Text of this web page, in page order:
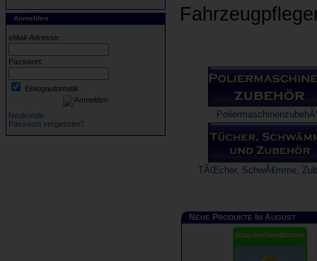
Anmelden
eMail-Adresse:
Passwort:
Einlogautomatik
Neukunde
Passwort vergessen?
TÃŒcher, SchwÃ€mme,
N EUE PRODUKTE M AUGUST